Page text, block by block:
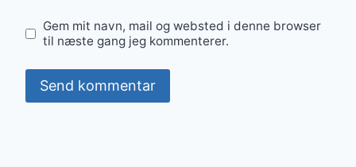
Gem mit navn, mail og websted i denne browser
til næste gang jeg kommenterer.